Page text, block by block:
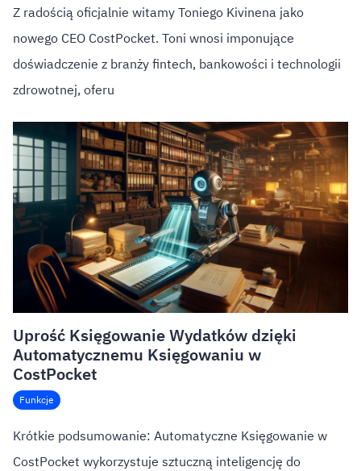
Z radością oficjalnie witamy Toniego Kivinena jako
nowego CEO CostPocket. Toni wnosi imponujące
doświadczenie z branży fintech, bankowości i technologii
zdrowotnej, oferu
Funkcje
Uprość Księgowanie Wydatków dzięki
Automatycznemu Księgowaniu w
CostPocket
Krótkie podsumowanie: Automatyczne Księgowanie w
CostPocket wykorzystuje sztuczną inteligencję do